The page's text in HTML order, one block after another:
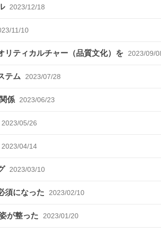
2023/12/18
11/10
リティカルチャー（品質文化）を 2023/09/
テム 2023/07/28
係 2023/06/23
2023/05/26
2023/04/14
2023/03/10
須になった 2023/02/10
が整った 2023/01/20